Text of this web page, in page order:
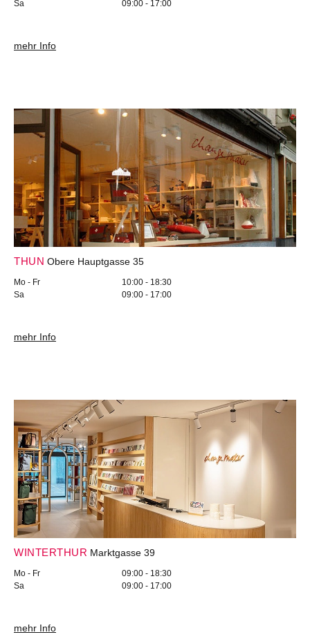
Sa 09:00 - 17:00
mehr Info
THUN Obere Hauptgasse 35
Mo - Fr
10:00 - 18:30
Sa
09:00 - 17:00
mehr Info
WINTERTHUR Marktgasse 39
Mo - Fr
09:00 - 18:30
Sa
09:00 - 17:00
mehr Info